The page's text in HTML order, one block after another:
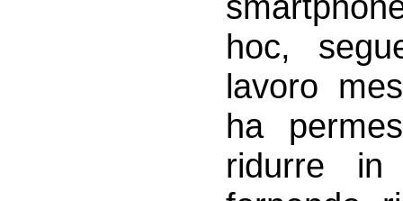
hoc,
lavoro
ha
ridurre in